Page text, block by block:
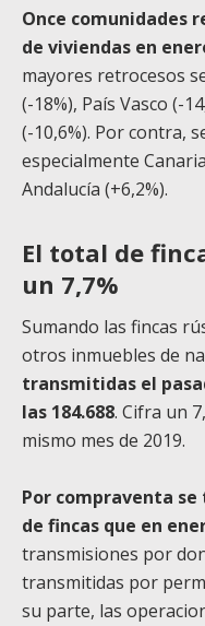
Once comunidades
de viviendas en
mayores retrocesos
(-18%), País Vasco (-
(-10,6%). Por contra,
especialmente
Andalucía (+6,2%).
El total de
un 7,7%
Sumando las fincas
otros inmuebles de
transmitidas el
las 184.688. Cifra un
mismo mes de 2019.
Por compraventa
de fincas que en
transmisiones por
transmitidas por
su parte, las